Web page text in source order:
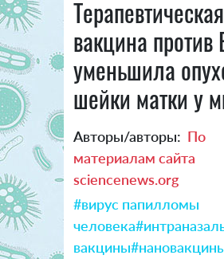
Терапевтическая
вакцина
уменьшила
шейки матки у
Авторы/авторы: По
материалам сайта
sciencenews.org
#вирус папилломы
человека
вакцины